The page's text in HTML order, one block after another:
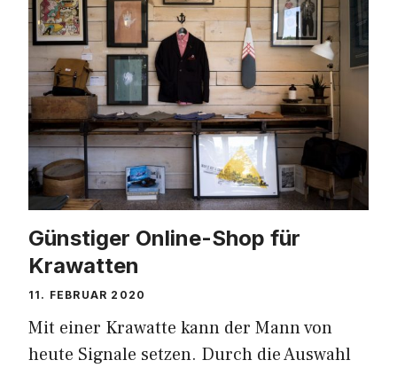
Günstiger Online-Shop für
Krawatten
11. FEBRUAR 2020
Mit einer Krawatte kann der Mann von
heute Signale setzen. Durch die Auswahl